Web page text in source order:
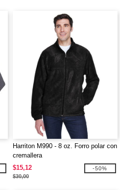
Harriton M990 - 8 oz. Forro polar con
cremallera
$15,12
$30,00
-50%